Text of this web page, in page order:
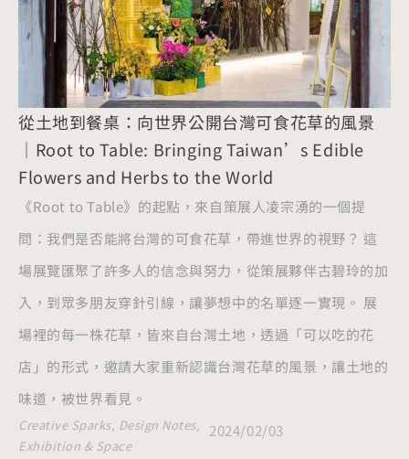
從土地到餐桌：向世界公開台灣可食花草的風景
｜Root to Table: Bringing Taiwan’s Edible
Flowers and Herbs to the World
《Root to Table》的起點，來自策展人凌宗湧的一個提
問：我們是否能將台灣的可食花草，帶進世界的視野？ 這
場展覽匯聚了許多人的信念與努力，從策展夥伴古碧玲的加
入，到眾多朋友穿針引線，讓夢想中的名單逐一實現。 展
場裡的每一株花草，皆來自台灣土地，透過「可以吃的花
店」的形式，邀請大家重新認識台灣花草的風景，讓土地的
味道，被世界看見。
Creative Sparks, Design Notes,
Exhibition & Space
2024/02/03